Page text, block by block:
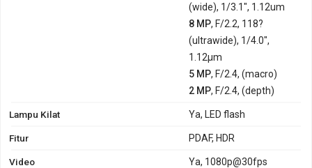
(wide), 1/3.1", 1.12um
8 MP, F/2.2, 118?
(ultrawide), 1/4.0",
1.12µm
5 MP, F/2.4, (macro)
2 MP, F/2.4, (depth)
Lampu Kilat Ya, LED flash
Fitur PDAF, HDR
Video Ya, 1080p@30fps